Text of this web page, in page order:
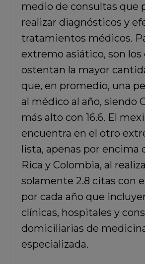
medio de consultas que
realizar diagnósticos y
tratamientos médicos.
extremo asiático, son los
ostentan la mayor
que, en promedio, una
al médico al año, siendo
más alto con 16.6. El
encuentra en el otro
lista, apenas por encima
Rica y Colombia, al
solamente 2.8 citas con
por cada año que
clínicas, hospitales y
domiciliarias de
especializada.